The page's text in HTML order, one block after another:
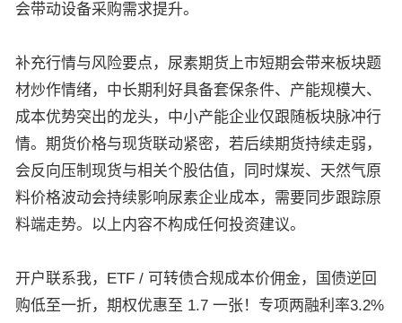
会带动设备采购需求提升。
补充行情与风险要点，尿素期货上市短期会带来板块题
材炒作情绪，中长期利好具备套保条件、产能规模大、
成本优势突出的龙头，中小产能企业仅跟随板块脉冲行
情。期货价格与现货联动紧密，若后续期货持续走弱，
会反向压制现货与相关个股估值，同时煤炭、天然气原
料价格波动会持续影响尿素企业成本，需要同步跟踪原
料端走势。以上内容不构成任何投资建议。
开户联系我，ETF / 可转债合规成本价佣金，国债逆回
购低至一折，期权优惠至 1.7 一张！专项两融利率3.2%